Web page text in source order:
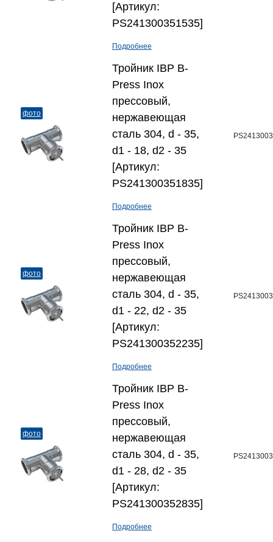
[Артикул:
PS241300351535]
Подробнее
фото
Тройник IBP B-
Press Inox
прессовый,
нержавеющая
сталь 304, d - 35,
d1 - 18, d2 - 35
[Артикул:
PS241300351835]
Подробнее
фото
Тройник IBP B-
Press Inox
прессовый,
нержавеющая
сталь 304, d - 35,
d1 - 22, d2 - 35
[Артикул:
PS241300352235]
Подробнее
фото
Тройник IBP B-
Press Inox
прессовый,
нержавеющая
сталь 304, d - 35,
d1 - 28, d2 - 35
[Артикул:
PS241300352835]
Подробнее